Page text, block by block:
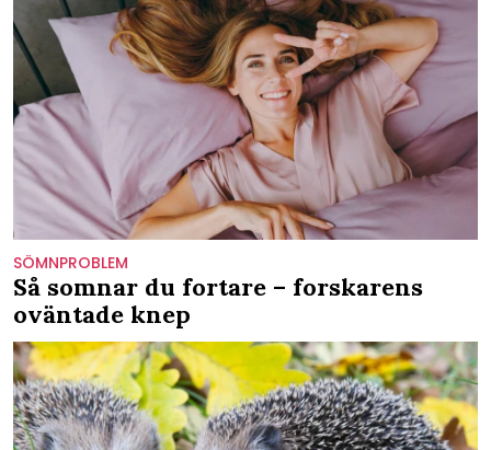
SÖMNPROBLEM
Så somnar du fortare – forskarens
oväntade knep